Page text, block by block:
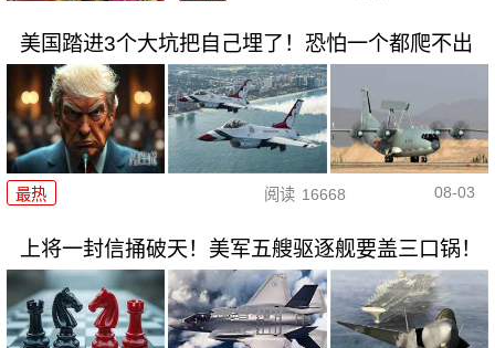
美国踏进3个大坑把自己埋了！恐怕一个都爬不出
最热 阅读 16668 08-03
上将一封信捅破天！美军五艘驱逐舰要盖三口锅！